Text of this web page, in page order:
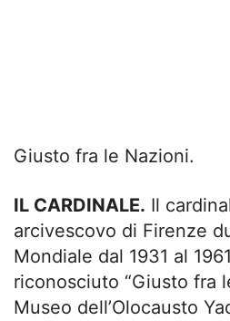
Giusto fra le Nazioni.
IL CARDINALE. Il
arcivescovo di Firenze
Mondiale dal 1931 al
riconosciuto “Giusto fra
Museo dell’Olocausto